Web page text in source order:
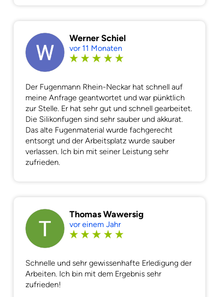
Werner Schiel
vor 11 Monaten
Der Fugenmann Rhein-Neckar hat schnell auf
meine Anfrage geantwortet und war pünktlich
zur Stelle. Er hat sehr gut und schnell gearbeitet.
Die Silikonfugen sind sehr sauber und akkurat.
Das alte Fugenmaterial wurde fachgerecht
entsorgt und der Arbeitsplatz wurde sauber
verlassen. Ich bin mit seiner Leistung sehr
zufrieden.
Thomas Wawersig
vor einem Jahr
Schnelle und sehr gewissenhafte Erledigung der
Arbeiten. Ich bin mit dem Ergebnis sehr
zufrieden!